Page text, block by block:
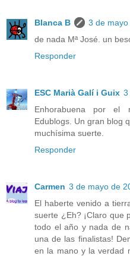
Blanca B
3 de
de nada Mª José. un
Responder
ESC Marià Galí i Guix 3
Enhorabuena por el
Edublogs. Un gran blog
muchísima suerte.
Responder
Carmen 3 de mayo de
El haberte venido a
suerte ¿Eh? ¡Claro que
todo el año y nada de
una de las finalistas!
en la mano y la verdad